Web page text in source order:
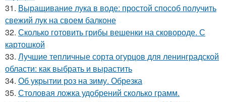
31. Выращивание лука в воде: простой способ получить
свежий лук на своем балконе
32. Сколько готовить грибы вешенки на сковороде. С
картошкой
33. Лучшие тепличные сорта огурцов для ленинградской
области: как выбрать и вырастить
34. Об укрытии роз на зиму. Обрезка
35. Столовая ложка удобрений сколько грамм.